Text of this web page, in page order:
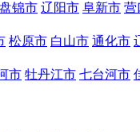
盘锦市 辽阳市 阜新市 营
松原市 白山市 通化市
市 牡丹江市 七台河市